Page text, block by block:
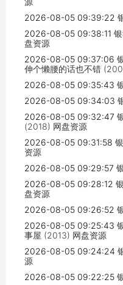
2026-08-05 09:39:22
2026-08-05 09:38:11
盘资源
2026-08-05 09:37:06
伸个懒腰的话也不错
2026-08-05 09:35:43
2026-08-05 09:34:03
2026-08-05 09:32:47
(2018) 网盘资源
2026-08-05 09:31:58
资源
2026-08-05 09:29:57
2026-08-05 09:28:12
盘资源
2026-08-05 09:26:52
2026-08-05 09:25:43
事屋 (2013) 网盘资源
2026-08-05 09:24:24
源
2026-08-05 09:22:25